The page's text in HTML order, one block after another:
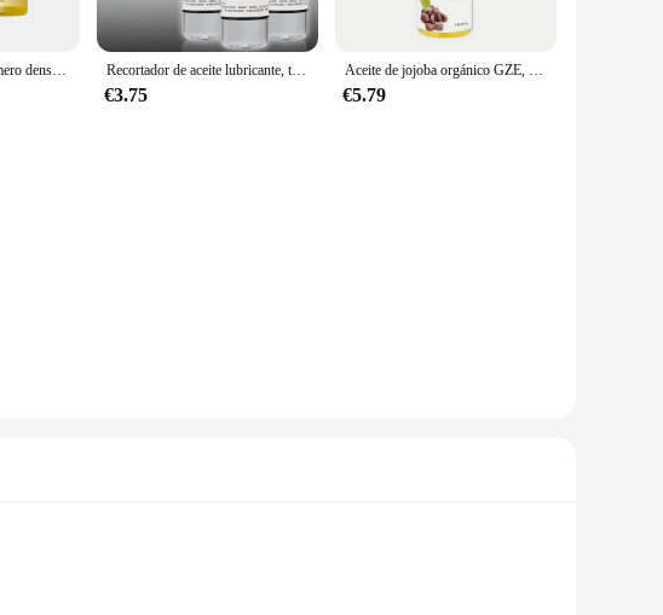
Aceite Esencial de Romero denso para el cabello, lavanda vegánica, reparación de daños en el cabello, previene la pérdida de cabello, pelo suave, nutre el cabello, aceite para el cuidado del cabello, 60ml Recortador de aceite lubricante, tijeras para el cabello, lubricación, Reduce la fricción del metal, sin olor, para herramienta de corte de pelo, lubricación de mantenimiento
€3.75
Aceite de jojoba orgánico GZE, aceite hidratante puro para rostro, cabello, piel y uñas | Aceite portador sin hexano prensado en frío natural
€5.79